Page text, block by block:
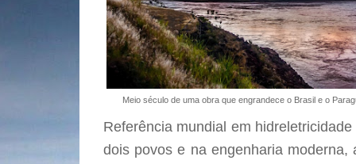
Meio século de uma obra que engrandece o Brasil e o
Referência mundial em
dois povos e na engenharia